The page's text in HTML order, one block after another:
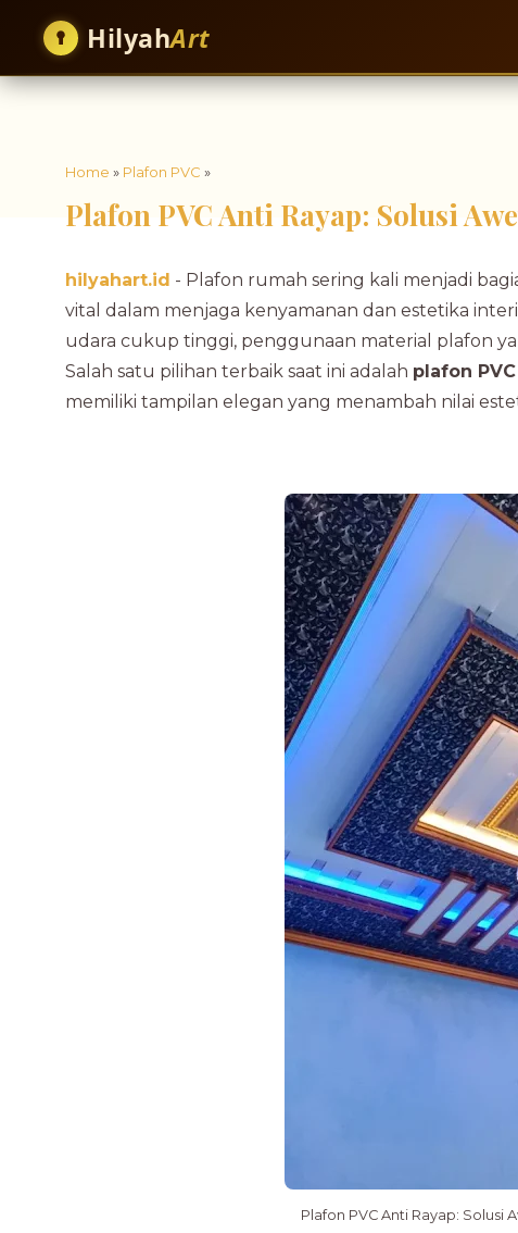
HilyahArt
Home » Plafon PVC »
Plafon PVC Anti Rayap: Solusi
hilyahart.id - Plafon rumah sering kali menjadi
vital dalam menjaga kenyamanan dan estetika
udara cukup tinggi, penggunaan material plafon
Salah satu pilihan terbaik saat ini adalah plafon
memiliki tampilan elegan yang menambah nilai
Plafon PVC Anti Rayap: Solusi